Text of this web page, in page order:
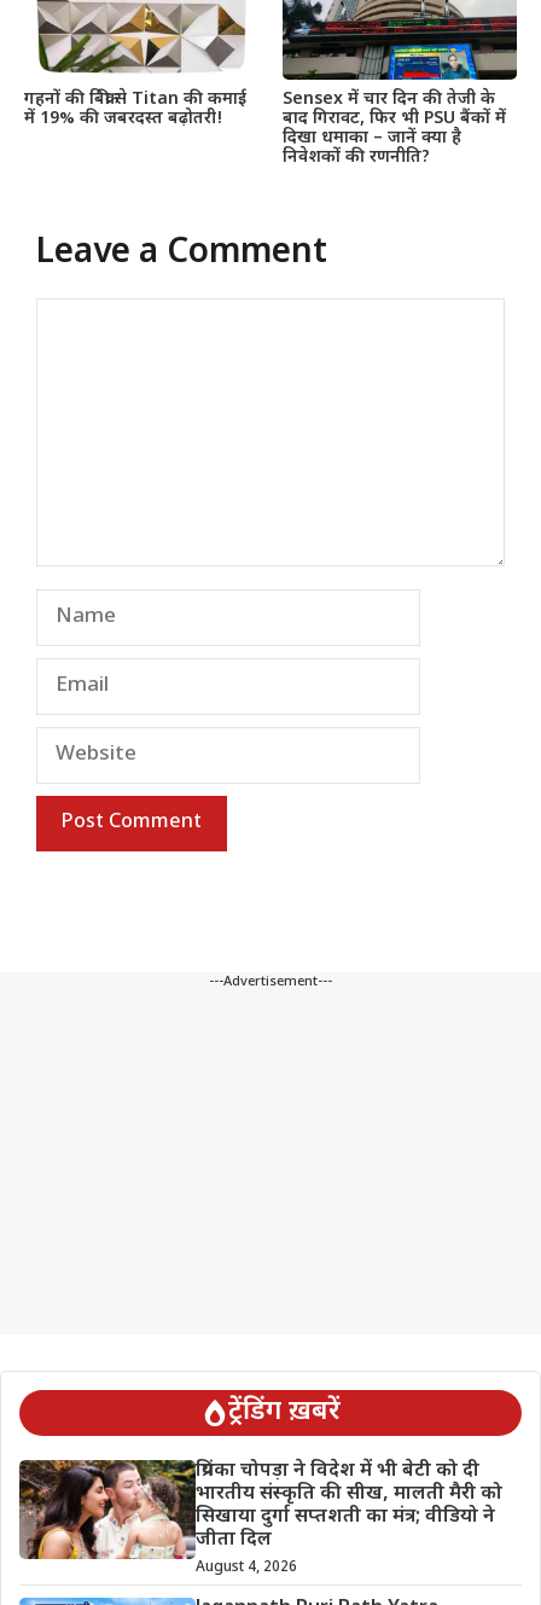
गहनों की बिक्री से Titan की कमाई
में 19% की जबरदस्त बढ़ोतरी!
Sensex में चार दिन की तेजी के
बाद गिरावट, फिर भी PSU बैंकों में
दिखा धमाका – जानें क्या है
निवेशकों की रणनीति?
Leave a Comment
Name
Email
Website
---Advertisement---
ट्रेंडिंग ख़बरें
प्रियंका चोपड़ा ने विदेश में भी बेटी को दी
भारतीय संस्कृति की सीख, मालती मैरी को
सिखाया दुर्गा सप्तशती का मंत्र; वीडियो ने
जीता दिल
August 4, 2026